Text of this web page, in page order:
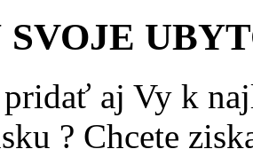
pridať aj Vy k
? Chcete